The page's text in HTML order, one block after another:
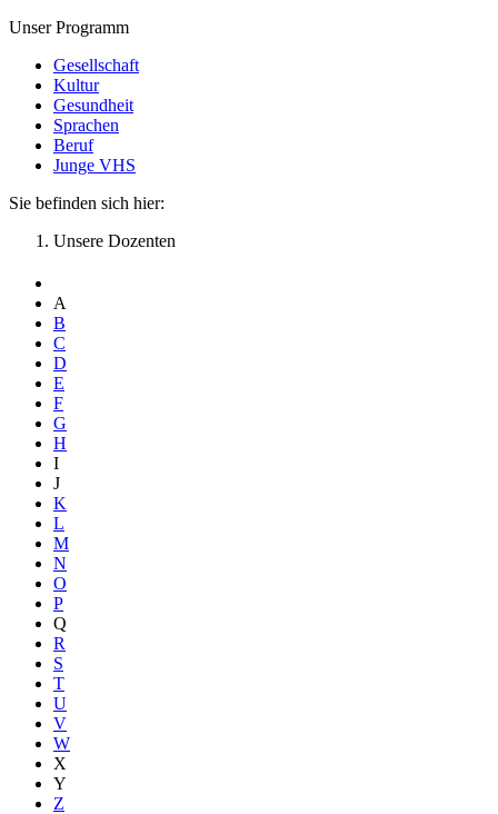
Unser Programm
Gesellschaft
Kultur
Gesundheit
Sprachen
Beruf
Junge VHS
Sie befinden sich hier:
Unsere Dozenten
A
B
C
D
E
F
G
H
I
J
K
L
M
N
O
P
Q
R
S
T
U
V
W
X
Y
Z